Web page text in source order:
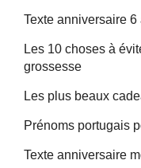
Texte anniversaire 6
Les 10 choses à
grossesse
Les plus beaux
Prénoms portugais
Texte anniversaire